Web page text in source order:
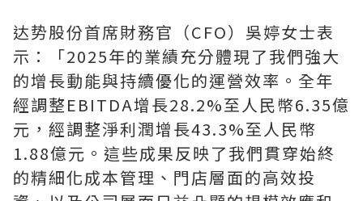
达势股份首席財務官（CFO）吳婷女士表
示：「2025年的業績充分體現了我們強大
的增長動能與持續優化的運營效率。全年
經調整EBITDA增長28.2%至人民幣6.35億
元，經調整淨利潤增長43.3%至人民幣
1.88億元。這些成果反映了我們貫穿始終
的精細化成本管理、門店層面的高效投